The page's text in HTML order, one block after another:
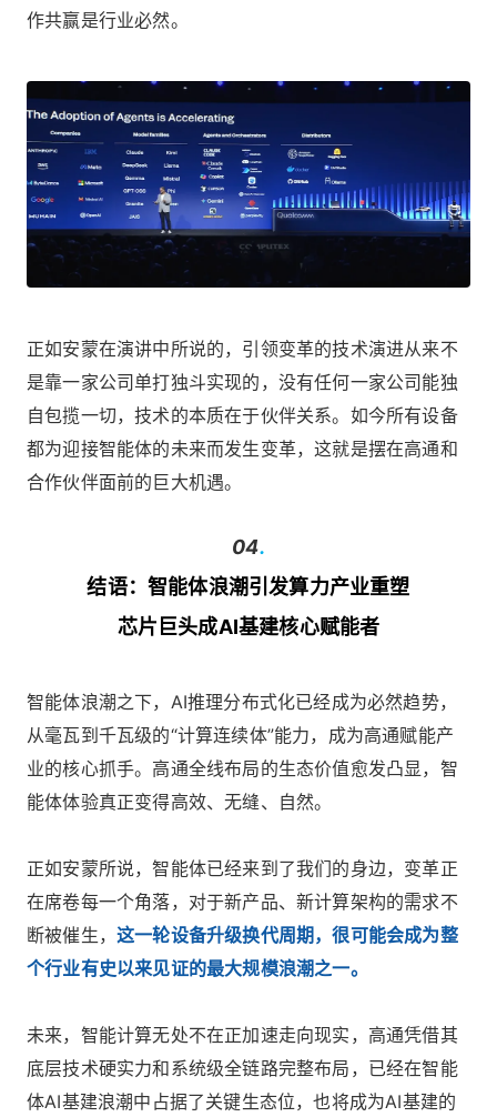
作共赢是行业必然。
正如安蒙在演讲中所说的，引领变革的技术演进从来不
是靠一家公司单打独斗实现的，没有任何一家公司能独
自包揽一切，技术的本质在于伙伴关系。如今所有设备
都为迎接智能体的未来而发生变革，这就是摆在高通和
合作伙伴面前的巨大机遇。
04.
结语：智能体浪潮引发算力产业重塑
芯片巨头成AI基建核心赋能者
智能体浪潮之下，AI推理分布式化已经成为必然趋势，
从毫瓦到千瓦级的“计算连续体”能力，成为高通赋能产
业的核心抓手。高通全线布局的生态价值愈发凸显，智
能体体验真正变得高效、无缝、自然。
正如安蒙所说，智能体已经来到了我们的身边，变革正
在席卷每一个角落，对于新产品、新计算架构的需求不
断被催生， 这一轮设备升级换代周期，很可能会成为整
个行业有史以来见证的最大规模浪潮之一。
未来，智能计算无处不在正加速走向现实，高通凭借其
底层技术硬实力和系统级全链路完整布局，已经在智能
体AI基建浪潮中占据了关键生态位，也将成为AI基建的